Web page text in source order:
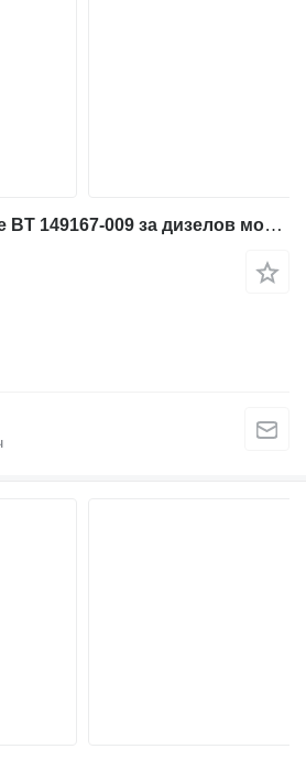
Блок за управление BT 149167-009 за дизелов мотокар